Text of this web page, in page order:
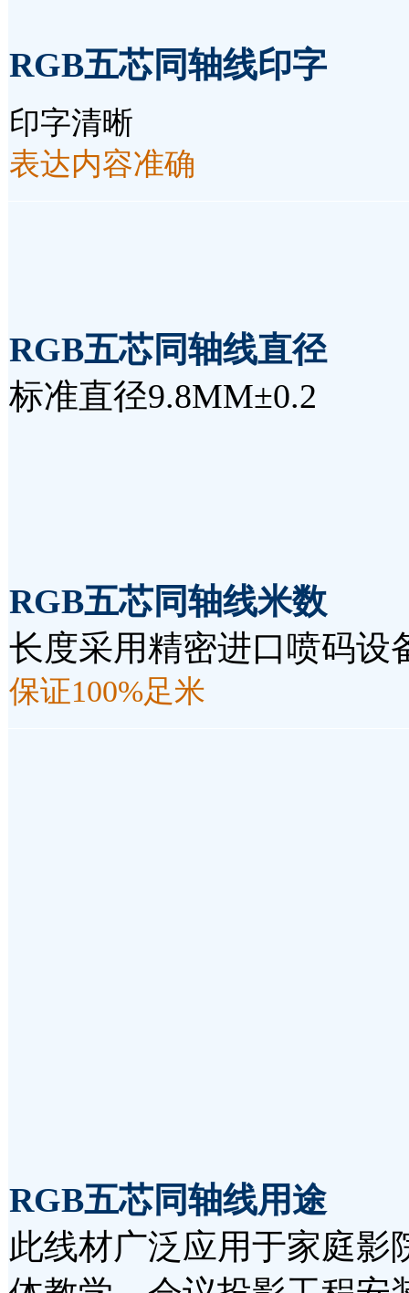
RGB五芯同轴线印字
印字清晰
表达内容准确
RGB五芯同轴线直径
标准直径9.8MM±0.2
RGB五芯同轴线米数
长度采用精密进口喷码设
保证100%足米
RGB五芯同轴线用途
此线材广泛应用于家庭影